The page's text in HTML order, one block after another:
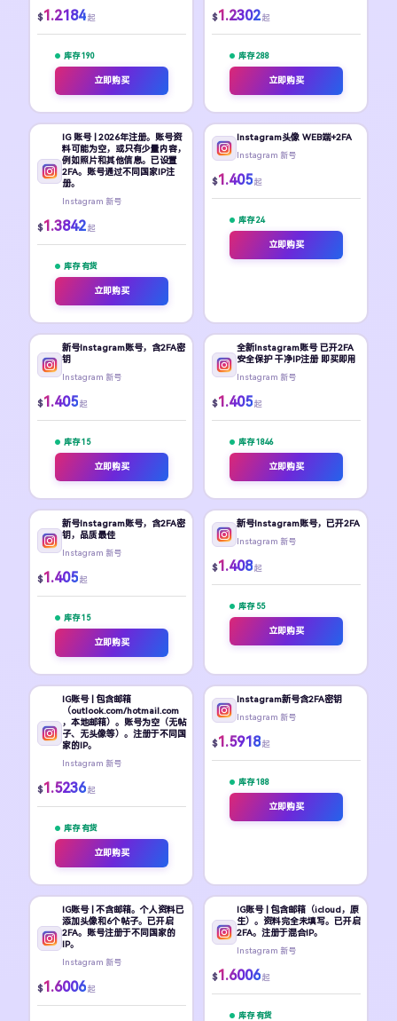
$1.2184 起
库存 190
立即购买
$1.2302 起
库存 288
立即购买
IG 账号 | 2026年注册。账号资
料可能为空，或只有少量内容，
例如照片和其他信息。已设置
2FA。账号通过不同国家IP注
册。
Instagram 新号
$1.3842 起
库存 有货
立即购买
Instagram头像 WEB端+2FA
Instagram 新号
$1.405 起
库存 24
立即购买
新号Instagram账号，含2FA密
钥
Instagram 新号
$1.405 起
库存 15
立即购买
全新Instagram账号 已开2FA
安全保护 干净IP注册 即买即用
Instagram 新号
$1.405 起
库存 1846
立即购买
新号Instagram账号，含2FA密
钥，品质最佳
Instagram 新号
$1.405 起
库存 15
立即购买
新号Instagram账号，已开2FA
Instagram 新号
$1.408 起
库存 55
立即购买
IG账号 | 包含邮箱
（outlook.com/hotmail.com
，本地邮箱）。账号为空（无帖
子、无头像等）。注册于不同国
家的IP。
Instagram 新号
$1.5236 起
库存 有货
立即购买
Instagram新号含2FA密钥
Instagram 新号
$1.5918 起
库存 188
立即购买
IG账号 | 不含邮箱。个人资料已
添加头像和6个帖子。已开启
2FA。账号注册于不同国家的
IP。
Instagram 新号
$1.6006 起
IG账号 | 包含邮箱（icloud，原
生）。资料完全未填写。已开启
2FA。注册于混合IP。
Instagram 新号
$1.6006 起
库存 有货